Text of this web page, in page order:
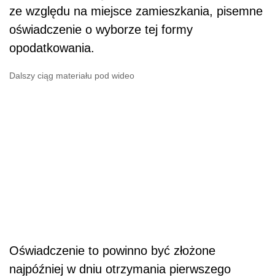
ze względu na miejsce zamieszkania, pisemne
oświadczenie o wyborze tej formy
opodatkowania.
Dalszy ciąg materiału pod wideo
Oświadczenie to powinno być złożone
najpóźniej w dniu otrzymania pierwszego